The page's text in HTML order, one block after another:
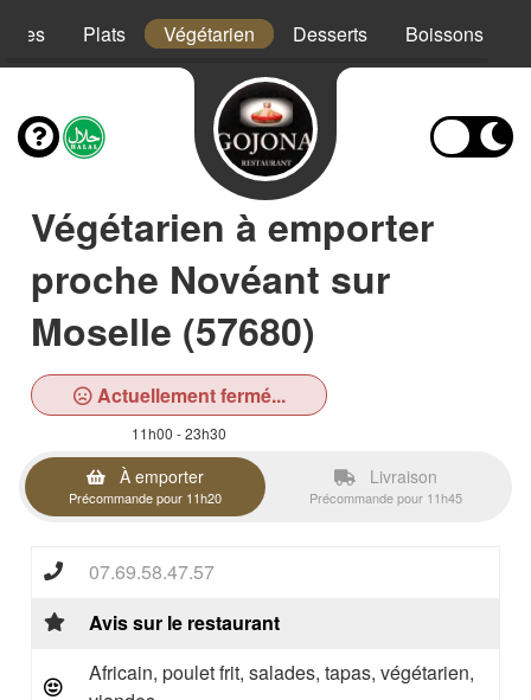
Plats Végétarien Desserts Boissons
Végétarien à emporter
proche Novéant sur
Moselle (57680)
Actuellement fermé...
11h00 - 23h30
À emporter
Précommande pour 11h20
Livraison
Précommande pour 11h45
07.69.58.47.57
Avis sur le restaurant
Africain, poulet frit, salades, tapas, végétarien,